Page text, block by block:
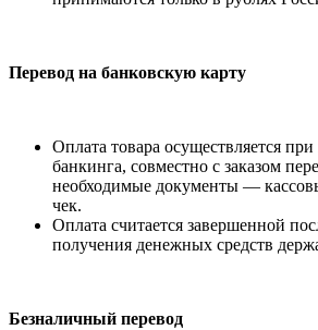
Перевод на банковскую карту
Оплата товара осуществляется
банкинга, совместно с заказом
необходимые документы —
чек.
Оплата считается завершенной
получения денежных средств
Безналичный перевод